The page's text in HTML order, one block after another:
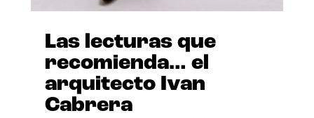
Las lecturas que
recomienda… el
arquitecto Ivan
Cabrera